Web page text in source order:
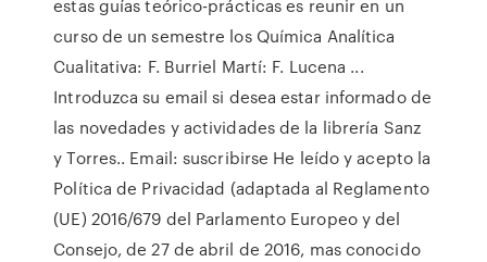
estas guías teórico-prácticas es reunir en un
curso de un semestre los Química Analítica
Cualitativa: F. Burriel Martí: F. Lucena ...
Introduzca su email si desea estar informado de
las novedades y actividades de la librería Sanz
y Torres.. Email: suscribirse He leído y acepto la
Política de Privacidad (adaptada al Reglamento
(UE) 2016/679 del Parlamento Europeo y del
Consejo, de 27 de abril de 2016, mas conocido